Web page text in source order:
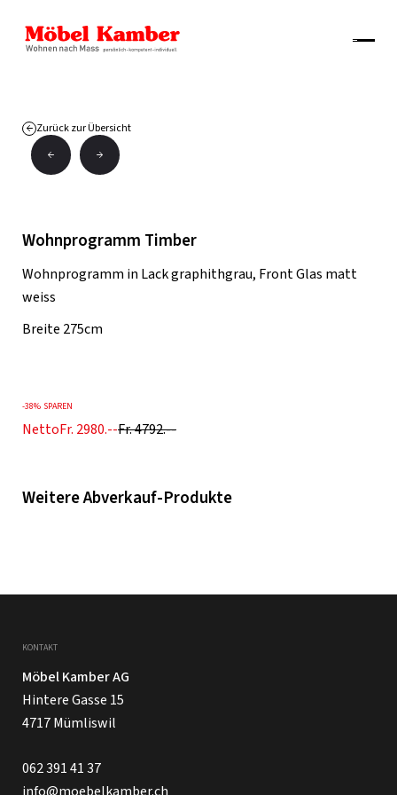
Zurück zur Übersicht
Wohnprogramm Timber
Wohnprogramm in Lack graphithgrau, Front Glas matt
weiss
Breite 275cm
-38% SPAREN
NettoFr. 2980.--Fr. 4792.--
Weitere Abverkauf-Produkte
KONTAKT
Möbel Kamber AG
Hintere Gasse 15
4717 Mümliswil
062 391 41 37
info@moebelkamber.ch